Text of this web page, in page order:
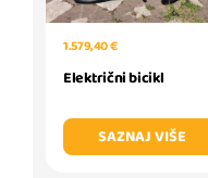
1.579,40 €
Električni bicikl
SAZNAJ VIŠE